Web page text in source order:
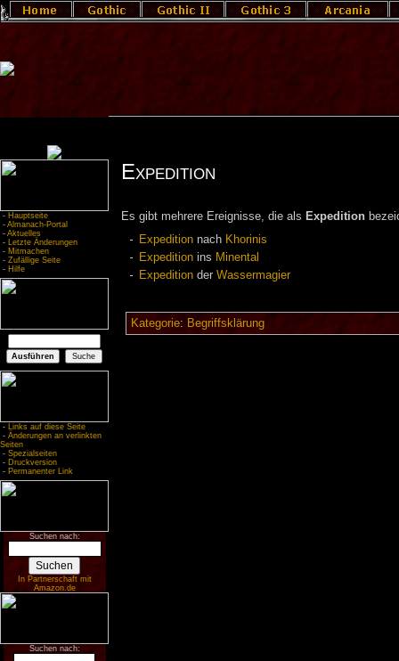
- Hauptseite
- Almanach-Portal
- Aktuelles
- Letzte Änderungen
- Mitmachen
- Zufällige Seite
- Hilfe
- Links auf diese Seite
- Änderungen an verlinkten
Seiten
- Spezialseiten
- Druckversion
- Permanenter Link
Suchen nach:
In Partnerschaft mit
Amazon.de
Suchen nach:
Expedition
Es gibt mehrere Ereignisse, die als Expedition
Expedition nach Khorinis
Expedition ins Minental
Expedition der Wassermagier
Kategorie: Begriffsklärung